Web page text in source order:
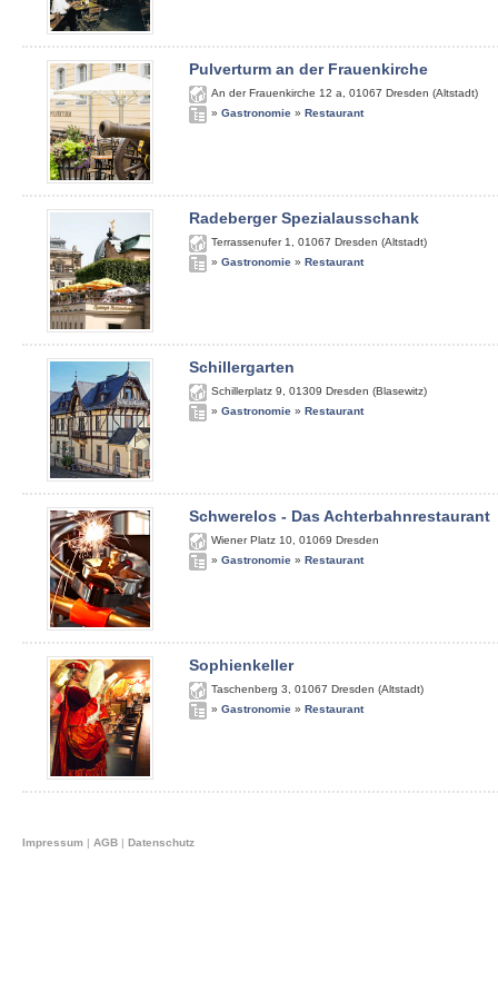
Pulverturm an der Frauenkirche
An der Frauenkirche 12 a 01067 Dresden (Altstadt)
» Gastronomie » Restaurant
Radeberger Spezialausschank
Terrassenufer 1 01067 Dresden (Altstadt)
» Gastronomie » Restaurant
Schillergarten
Schillerplatz 9 01309 Dresden (Blasewitz)
» Gastronomie » Restaurant
Schwerelos - Das Achterbahnrestaurant
Wiener Platz 10 01069 Dresden
» Gastronomie » Restaurant
Sophienkeller
Taschenberg 3 01067 Dresden (Altstadt)
» Gastronomie » Restaurant
Impressum | AGB | Datenschutz